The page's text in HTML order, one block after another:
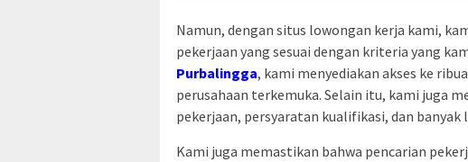
Namun, dengan situs lowongan kerja kami,
pekerjaan yang sesuai dengan kriteria yang
Purbalingga, kami menyediakan akses ke
perusahaan terkemuka. Selain itu, kami juga
pekerjaan, persyaratan kualifikasi, dan banyak
Kami juga memastikan bahwa pencarian